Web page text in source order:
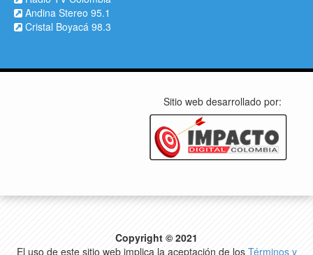
Andina Stereo 95.1
Cristal Boyacá 98.3
Sitio web desarrollado por:
Copyright © 2021
El uso de este sitio web implica la aceptación de los Términos y